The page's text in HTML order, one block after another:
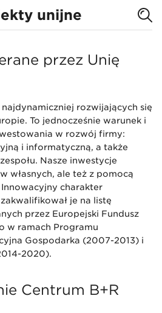
unijne
przez Unię
rozwijających się
To jednocześnie warunek i
w rozwój firmy:
i informatyczną, a także
Nasze inwestycje
własnych, ale też z pomocą
charakter
je na listę
przez Europejski Fundusz
w ramach Programu
Gospodarka (2007-2013) i
2020).
Centrum B+R